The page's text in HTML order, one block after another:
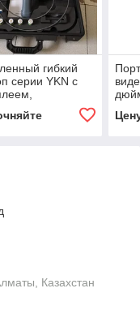
гибкий
серии YKN с
управления,
м
на
Казахстан